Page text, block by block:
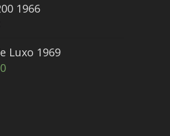
1966
Luxo 1969